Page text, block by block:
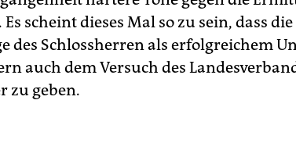
scheint dieses Mal so zu sein, dass
des Schlossherren als erfolgreichem
auch dem Versuch des
zu geben.